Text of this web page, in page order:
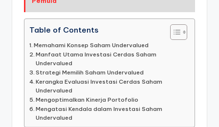
Table of Contents
Memahami Konsep Saham Undervalued
Manfaat Utama Investasi Cerdas Saham
Undervalued
Strategi Memilih Saham Undervalued
Kerangka Evaluasi Investasi Cerdas Saham
Undervalued
Mengoptimalkan Kinerja Portofolio
Mengatasi Kendala dalam Investasi Saham
Undervalued